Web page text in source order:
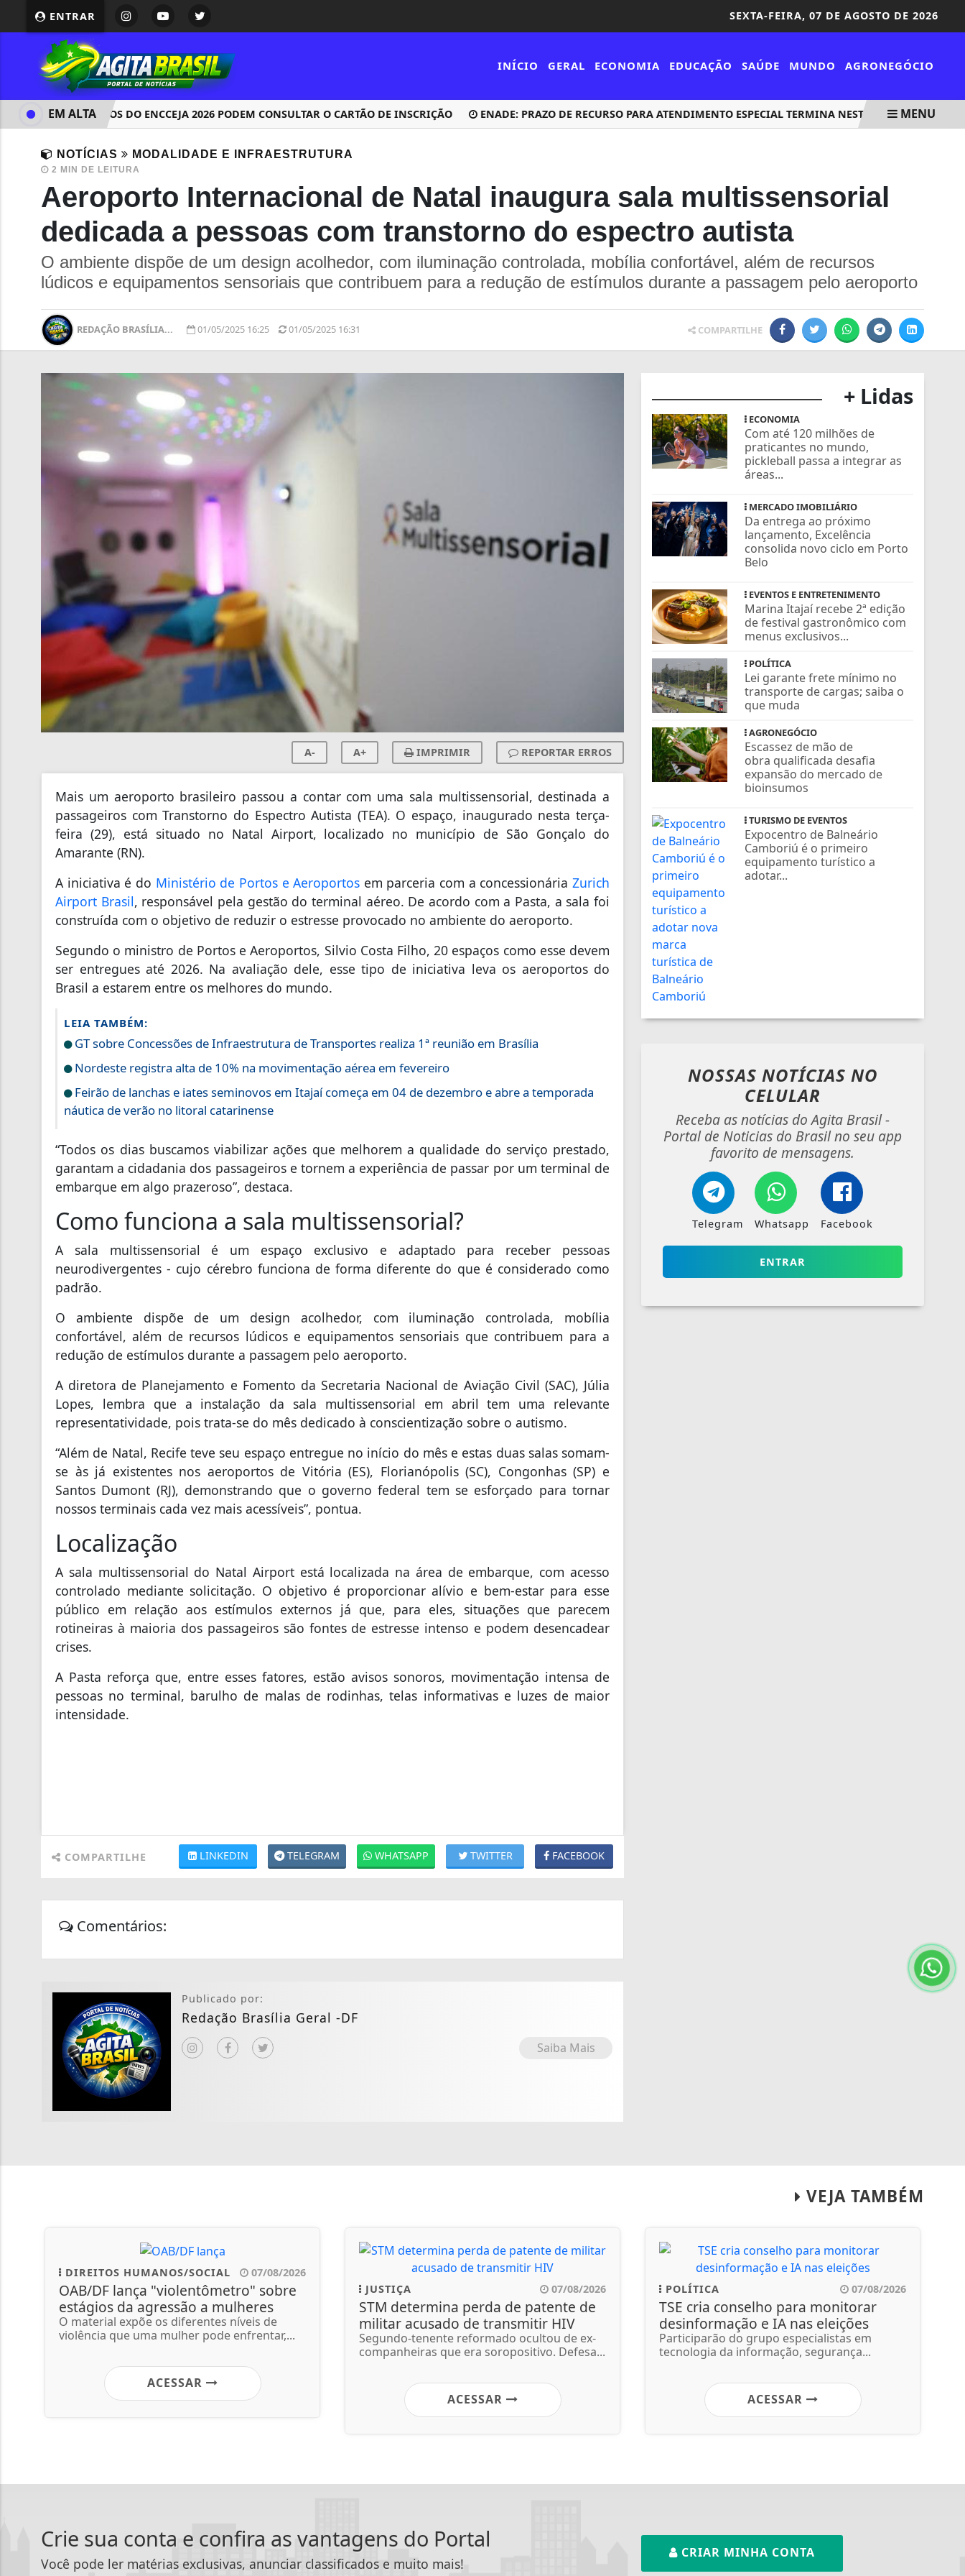
ENTRAR SEXTA-FEIRA, 07 DE AGOSTO DE 2026
INÍCIO GERAL ECONOMIA EDUCAÇÃO SAÚDE MUNDO AGRONEGÓCIO
CANDIDATOS DO ENCCEJA 2026 PODEM CONSULTAR O CARTÃO DE INSCRIÇÃO ENADE: PRAZO DE RECURSO PARA ATENDIMENTO ESPECIAL TERMINA NESTA SEXTA LEILÕES
EM ALTA MENU
NOTÍCIAS MODALIDADE E INFRAESTRUTURA
2 MIN DE LEITURA
Aeroporto Internacional de Natal inaugura sala multissensorial
dedicada a pessoas com transtorno do espectro autista
O ambiente dispõe de um design acolhedor, com iluminação controlada, mobília confortável, além de recursos
lúdicos e equipamentos sensoriais que contribuem para a redução de estímulos durante a passagem pelo aeroporto
REDAÇÃO BRASÍLIA... 01/05/2025 16:25 01/05/2025 16:31 COMPARTILHE
A- A+ IMPRIMIR REPORTAR ERROS
Mais um aeroporto brasileiro passou a contar com uma sala multissensorial, destinada a
passageiros com Transtorno do Espectro Autista (TEA). O espaço, inaugurado nesta terça-
feira (29), está situado no Natal Airport, localizado no município de São Gonçalo do
Amarante (RN).
A iniciativa é do Ministério de Portos e Aeroportos em parceria com a concessionáriaZurich
Airport Brasil, responsável pela gestão do terminal aéreo. De acordo com a Pasta, a sala foi
construída com o objetivo de reduzir o estresse provocado no ambiente do aeroporto.
Segundo o ministro de Portos e Aeroportos, Silvio Costa Filho, 20 espaços como esse devem
ser entregues até 2026. Na avaliação dele, esse tipo de iniciativa leva os aeroportos do
Brasil a estarem entre os melhores do mundo.
LEIA TAMBÉM:
GT sobre Concessões de Infraestrutura de Transportes realiza 1ª reunião em Brasília
Nordeste registra alta de 10% na movimentação aérea em fevereiro
Feirão de lanchas e iates seminovos em Itajaí começa em 04 de dezembro e abre a temporada
náutica de verão no litoral catarinense
“Todos os dias buscamos viabilizar ações que melhorem a qualidade do serviço prestado,
garantam a cidadania dos passageiros e tornem a experiência de passar por um terminal de
embarque em algo prazeroso”, destaca.
Como funciona a sala multissensorial?
A sala multissensorial é um espaço exclusivo e adaptado para receber pessoas
neurodivergentes - cujo cérebro funciona de forma diferente do que é considerado como
padrão.
O ambiente dispõe de um design acolhedor, com iluminação controlada, mobília
confortável, além de recursos lúdicos e equipamentos sensoriais que contribuem para a
redução de estímulos durante a passagem pelo aeroporto.
A diretora de Planejamento e Fomento da Secretaria Nacional de Aviação Civil (SAC), Júlia
Lopes, lembra que a instalação da sala multissensorial em abril tem uma relevante
representatividade, pois trata-se do mês dedicado à conscientização sobre o autismo.
“Além de Natal, Recife teve seu espaço entregue no início do mês e estas duas salas somam-
se às já existentes nos aeroportos de Vitória (ES), Florianópolis (SC), Congonhas (SP) e
Santos Dumont (RJ), demonstrando que o governo federal tem se esforçado para tornar
nossos terminais cada vez mais acessíveis”, pontua.
Localização
A sala multissensorial do Natal Airport está localizada na área de embarque, com acesso
controlado mediante solicitação. O objetivo é proporcionar alívio e bem-estar para esse
público em relação aos estímulos externos já que, para eles, situações que parecem
rotineiras à maioria dos passageiros são fontes de estresse intenso e podem desencadear
crises.
A Pasta reforça que, entre esses fatores, estão avisos sonoros, movimentação intensa de
pessoas no terminal, barulho de malas de rodinhas, telas informativas e luzes de maior
intensidade.
COMPARTILHE FACEBOOK
TWITTER
WHATSAPP
TELEGRAM
LINKEDIN
Comentários:
Publicado por:
Redação Brasília Geral -DF
Saiba Mais
+ Lidas
ECONOMIA
Com até 120 milhões de
praticantes no mundo,
pickleball passa a integrar as
áreas...
MERCADO IMOBILIÁRIO
Da entrega ao próximo
lançamento, Excelência
consolida novo ciclo em Porto
Belo
EVENTOS E ENTRETENIMENTO
Marina Itajaí recebe 2ª edição
de festival gastronômico com
menus exclusivos...
POLÍTICA
Lei garante frete mínimo no
transporte de cargas; saiba o
que muda
AGRONEGÓCIO
Escassez de mão de
obra qualificada desafia
expansão do mercado de
bioinsumos
TURISMO DE EVENTOS
Expocentro de Balneário
Camboriú é o primeiro
equipamento turístico a
adotar...
NOSSAS NOTÍCIAS NO
CELULAR
Receba as notícias do Agita Brasil -
Portal de Noticias do Brasil no seu app
favorito de mensagens.
Telegram Whatsapp Facebook
ENTRAR
VEJA TAMBÉM
DIREITOS HUMANOS/SOCIAL 07/08/2026
OAB/DF lança "violentômetro" sobre
estágios da agressão a mulheres
O material expõe os diferentes níveis de
violência que uma mulher pode enfrentar,...
ACESSAR
JUSTIÇA 07/08/2026
STM determina perda de patente de
militar acusado de transmitir HIV
Segundo-tenente reformado ocultou de ex-
companheiras que era soropositivo. Defesa...
ACESSAR
POLÍTICA 07/08/2026
TSE cria conselho para monitorar
desinformação e IA nas eleições
Participarão do grupo especialistas em
tecnologia da informação, segurança...
ACESSAR
Crie sua conta e confira as vantagens do Portal
Você pode ler matérias exclusivas, anunciar classificados e muito mais!
CRIAR MINHA CONTA